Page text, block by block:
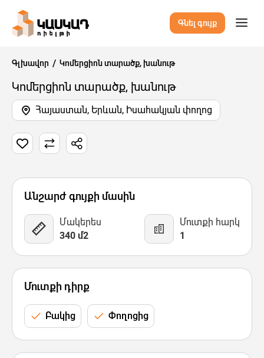
Գնել գույք
Գլխավոր Կոմերցիոն տարածք, խանութ
Կոմերցիոն տարածք, խանութ
Հայաստան, Երևան, Իսահակյան փողոց
4 Նկար Քարտեզ
Անշարժ գույքի մասին
Մակերես
340 մ2
Մուտքի հարկ
1
Մուտքի դիրք
Բակից Փողոցից